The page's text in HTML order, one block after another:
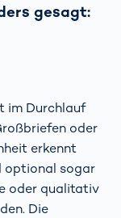
gesagt:
im Durchlauf
oder
erkennt
optional sogar
oder qualitativ
Die